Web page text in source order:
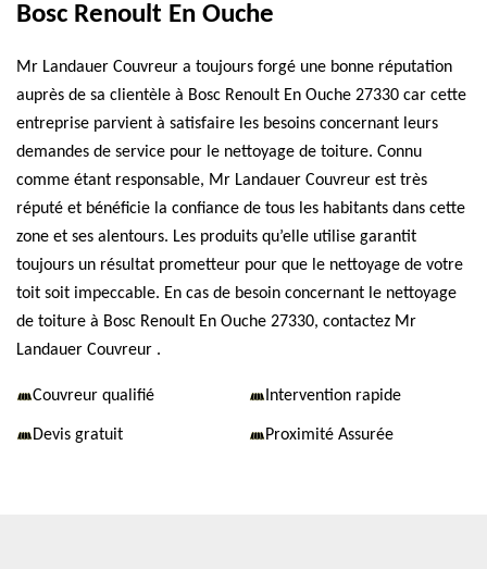
Bosc Renoult En Ouche
Mr Landauer Couvreur a toujours forgé une bonne réputation
auprès de sa clientèle à Bosc Renoult En Ouche 27330 car cette
entreprise parvient à satisfaire les besoins concernant leurs
demandes de service pour le nettoyage de toiture. Connu
comme étant responsable, Mr Landauer Couvreur est très
réputé et bénéficie la confiance de tous les habitants dans cette
zone et ses alentours. Les produits qu’elle utilise garantit
toujours un résultat prometteur pour que le nettoyage de votre
toit soit impeccable. En cas de besoin concernant le nettoyage
de toiture à Bosc Renoult En Ouche 27330, contactez Mr
Landauer Couvreur .
Couvreur qualifié Intervention rapide
Devis gratuit Proximité Assurée